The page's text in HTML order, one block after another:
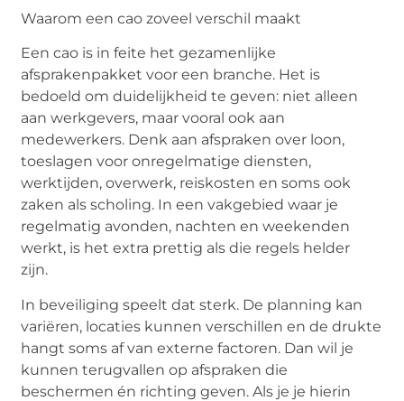
Waarom een cao zoveel verschil maakt
Een cao is in feite het gezamenlijke
afsprakenpakket voor een branche. Het is
bedoeld om duidelijkheid te geven: niet alleen
aan werkgevers, maar vooral ook aan
medewerkers. Denk aan afspraken over loon,
toeslagen voor onregelmatige diensten,
werktijden, overwerk, reiskosten en soms ook
zaken als scholing. In een vakgebied waar je
regelmatig avonden, nachten en weekenden
werkt, is het extra prettig als die regels helder
zijn.
In beveiliging speelt dat sterk. De planning kan
variëren, locaties kunnen verschillen en de drukte
hangt soms af van externe factoren. Dan wil je
kunnen terugvallen op afspraken die
beschermen én richting geven. Als je je hierin